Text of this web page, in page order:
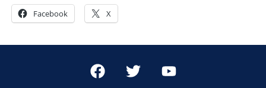
Facebook X